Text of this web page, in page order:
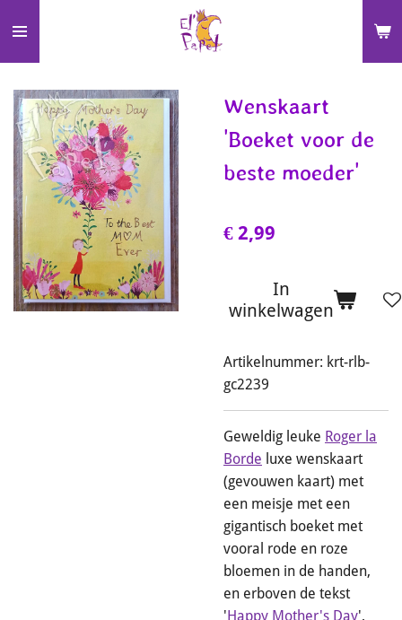
direct
naar
de
hoofdinhoud
Wenskaart
'Boeket voor de
beste moeder'
€ 2,99
In
winkelwagen
Artikelnummer: krt-rlb-
gc2239
Geweldig leuke Roger la
Borde luxe wenskaart
(gevouwen kaart) met
een meisje met een
gigantisch boeket met
vooral rode en roze
bloemen in de handen,
en erboven de tekst
'Happy Mother's Day',